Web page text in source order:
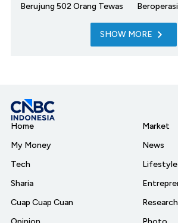
Berujung 502 Orang Tewas
SHOW MORE
Home
My Money
Tech
Sharia
Cuap Cuap Cuan
Market
News
Lifestyle
Research